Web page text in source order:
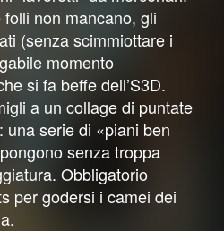
non mancano, gli
(senza scimmiottare i
momento
si fa beffe dell’S3D.
a un collage di puntate
una serie di «piani ben
senza troppa
Obbligatorio
per godersi i camei dei